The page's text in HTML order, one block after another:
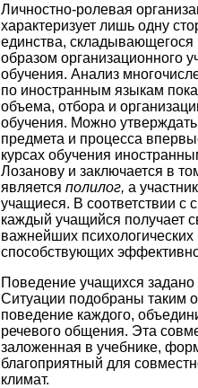
Личностно-ролевая
характеризует лишь одну
единства,
образом организационного
обучения. Анализ
по иностранным языкам
объема, отбора и
обучения. Можно
предмета и процесса
курсах обучения
Лозанову и заключается в
является полилог, а
учащиеся. В соответствии с
каждый учащийся получает
важнейших психологических
способствующих
Поведение учащихся задано
Ситуации подобраны таким
поведение каждого,
речевого общения. Эта
заложенная в учебнике,
благоприятный для
климат.